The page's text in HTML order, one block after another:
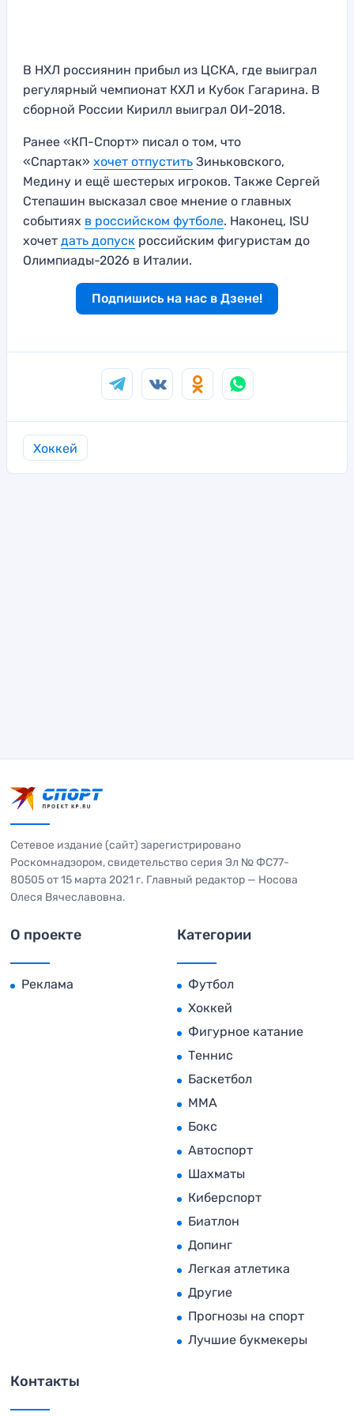
В НХЛ россиянин прибыл из ЦСКА, где выиграл
регулярный чемпионат КХЛ и Кубок Гагарина. В
сборной России Кирилл выиграл ОИ-2018.
Ранее «КП-Спорт» писал о том, что
«Спартак» хочет отпустить Зиньковского,
Медину и ещё шестерых игроков. Также Сергей
Степашин высказал свое мнение о главных
событиях в российском футболе. Наконец, ISU
хочет дать допуск российским фигуристам до
Олимпиады-2026 в Италии.
Подпишись на нас в Дзене!
Хоккей
Сетевое издание (сайт) зарегистрировано
Роскомнадзором, свидетельство серия Эл № ФС77-
80505 от 15 марта 2021 г. Главный редактор — Носова
Олеся Вячеславовна.
О проекте
Реклама
Категории
Футбол
Хоккей
Фигурное катание
Теннис
Баскетбол
MMA
Бокс
Автоспорт
Шахматы
Киберспорт
Биатлон
Допинг
Легкая атлетика
Другие
Прогнозы на спорт
Лучшие букмекеры
Контакты